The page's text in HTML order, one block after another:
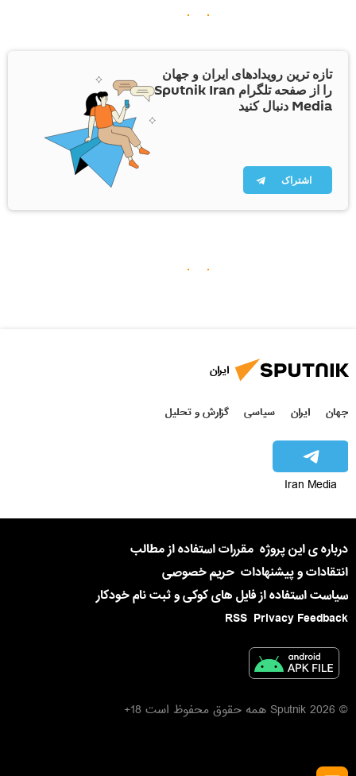
تازه ترین رویدادهای ایران و جهان
را از صفحه تلگرام Sputnik Iran
Media دنبال کنید
اشتراک
ایران
جهان ایران سیاسی گزارش و تحلیل
Iran Media
درباره ی این پروژه مقررات استفاده از مطالب
انتقادات و پیشنهادات حریم خصوصی
سیاست استفاده از فایل های کوکی و ثبت نام خودکار
Privacy Feedback
RSS
© 2026 Sputnik همه حقوق محفوظ است 18+